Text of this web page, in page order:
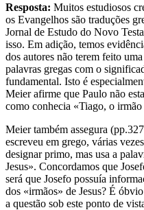
Resposta: Muitos estudiosos
os Evangelhos são traduções
Jornal de Estudo do Novo
isso. Em adição, temos
dos autores não terem feito
palavras gregas com o
fundamental. Isto é
Meier afirme que Paulo não
como conhecia «Tiago, o irmão
Meier também assegura
escreveu em grego, várias
designar primo, mas usa a
Jesus». Concordamos que
será que Josefo possuía
dos «irmãos» de Jesus? É
a questão sob este ponto de